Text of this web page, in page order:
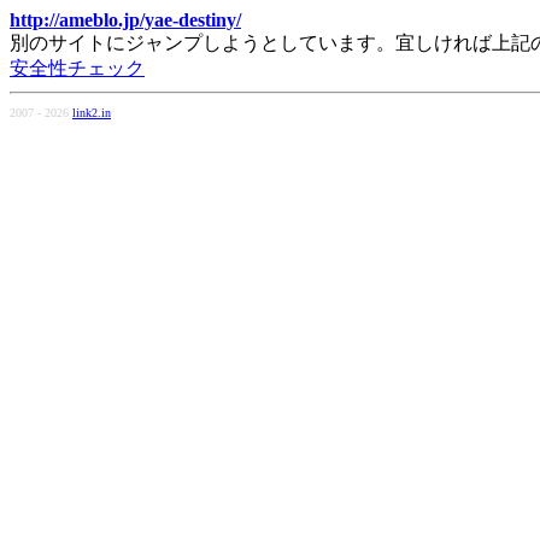
http://ameblo.jp/yae-destiny/
別のサイトにジャンプしようとしています。宜しければ上記
安全性チェック
2007 - 2026 link2.in